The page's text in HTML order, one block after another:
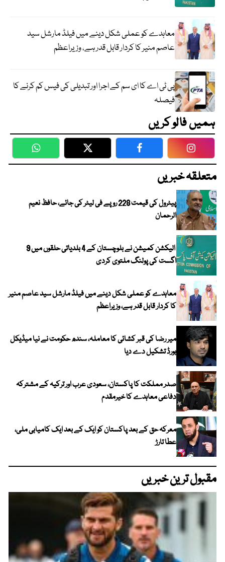
معاہدے کو عملی شکل دینے میں فیلڈ مارشل سید
عاصم منیر کا کردار قابل قدر ہے، وزیراعظم
پی ٹی اے کا ای سم کے اجرا اور تبدیلی کی فیس کم کرنے کا
فیصلہ
ہمیں فالو کریں
WhatsApp Twitter Facebook
متعلقہ خبریں
پیٹرول کی قیمت 228 روپے فی لیٹر کی جائے، حافظ نعیم
الرحمان
الیکشن کمیشن نے بلوچستان کے 4 بلدیاتی حلقوں میں 9
اگست کی پولنگ ملتوی کردی
معاہدے کو عملی شکل دینے میں فیلڈ مارشل سید عاصم منیر
کا کردار قابل قدر ہے، وزیراعظم
میر رضا کی قبر کشائی کا معاملہ، سندھ حکومت نے نیا میڈیکل
بورڈ تشکیل دے دیا
صدر مملکت کا پاکستان، سعودی عرب اور ترکیہ کے مشترکہ
دفاعی معاہدے کا خیرمقدم
معرکہ حق کے بعد پاکستان کو ایک کے بعد ایک کامیابی ملی،
عطا تارڑ
مقبول ترین خبریں